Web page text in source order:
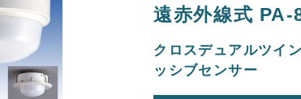
遠赤外線式 PA-
クロスデュアルツイ
ッシブセンサー